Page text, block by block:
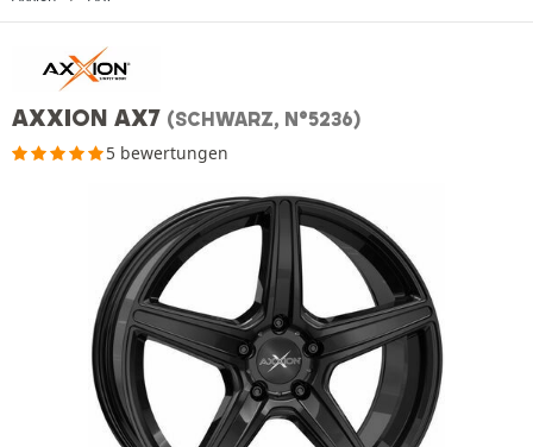
AXXION AX7 (SCHWARZ, N°5236)
5 bewertungen